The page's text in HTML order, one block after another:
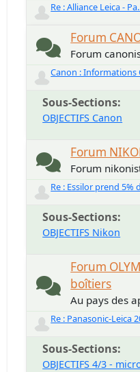
Re : Alliance Leica -
Forum
Forum
Canon : Informations
Sous-Sections
OBJECTIFS Canon
Forum
Forum
Re : Essilor prend 5%
Sous-Sections
OBJECTIFS Nikon
Forum
boîtiers
Au pays des
Re : Panasonic-Leica
Sous-Sections
OBJECTIFS 4/3 -